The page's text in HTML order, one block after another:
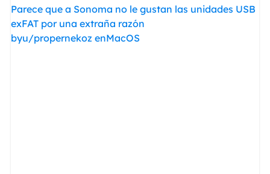
Parece que a Sonoma no le gustan las unidades USB
exFAT por una extraña razón
byu/propernekoz enMacOS